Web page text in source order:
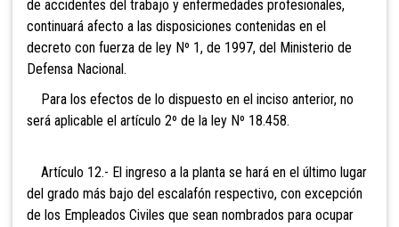
de accidentes del trabajo y enfermedades profesionales,
continuará afecto a las disposiciones contenidas en el
decreto con fuerza de ley Nº 1, de 1997, del Ministerio de
Defensa Nacional.
Para los efectos de lo dispuesto en el inciso anterior, no
será aplicable el artículo 2º de la ley Nº 18.458.
Artículo 12.- El ingreso a la planta se hará en el último lugar
del grado más bajo del escalafón respectivo, con excepción
de los Empleados Civiles que sean nombrados para ocupar